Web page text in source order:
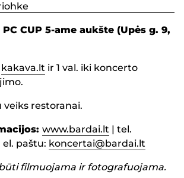
PC CUP 5-ame aukšte (Upės g. 9,
kakava.lt ir 1 val. iki koncerto
restoranai.
www.bardai.lt | tel.
el. paštu: koncertai@bardai.lt
filmuojama ir fotografuojama.